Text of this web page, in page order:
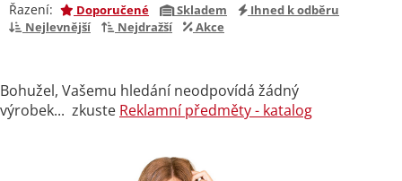
Řazení: Doporučené Skladem
Ihned k odběru
Nejlevnější
Nejdražší Akce
Bohužel, Vašemu hledání neodpovídá žádný
výrobek... zkuste Reklamní předměty - katalog